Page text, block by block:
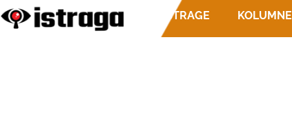
ISTRAGE KOLUMNE